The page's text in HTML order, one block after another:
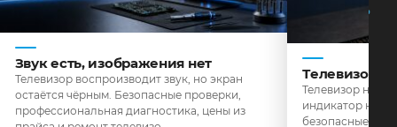
Звук есть, изображения нет
Телевизор воспроизводит звук, но экран
остаётся чёрным. Безопасные проверки,
профессиональная диагностика, цены из
Телевизор
Телевизор не
индикатор не
безопасные